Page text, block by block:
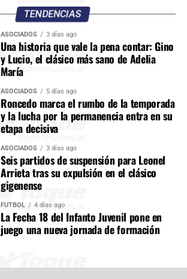
TENDENCIAS
ASOCIADOS 3 días ago
Una historia que vale la pena contar: Gino
y Lucio, el clásico más sano de Adelia
María
ASOCIADOS 5 días ago
Roncedo marca el rumbo de la temporada
y la lucha por la permanencia entra en su
etapa decisiva
ASOCIADOS 3 días ago
Seis partidos de suspensión para Leonel
Arrieta tras su expulsión en el clásico
gigenense
FÚTBOL 4 días ago
La Fecha 18 del Infanto Juvenil pone en
juego una nueva jornada de formación